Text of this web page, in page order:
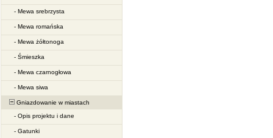
- Mewa srebrzysta
- Mewa romańska
- Mewa żółtonoga
- Śmieszka
- Mewa czarnogłowa
- Mewa siwa
Gniazdowanie w miastach
- Opis projektu i dane
- Gatunki